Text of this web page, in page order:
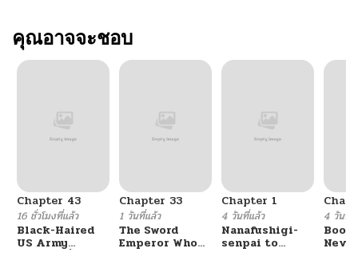
คุณอาจจะชอบ
Chapter 43
16 ชั่วโมงที่แล้ว
Black-Haired
US Army
Chapter 33
1 วันที่แล้ว
The Sword
Emperor Who
Chapter 1
4 วันที่แล้ว
Nanafushigi-
senpai to
4 วันที่